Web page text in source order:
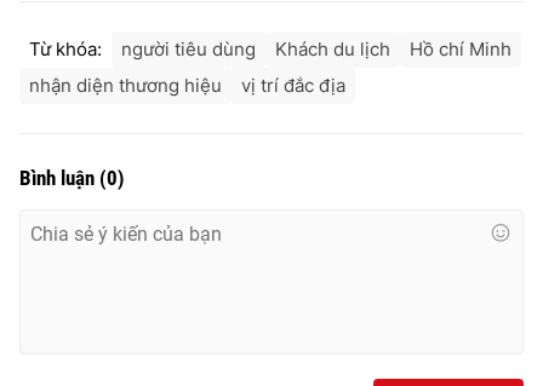
Từ khóa: người tiêu dùng Khách du lịch
Hồ chí Minh
nhận diện thương hiệu
vị trí đắc địa
Bình luận (0)